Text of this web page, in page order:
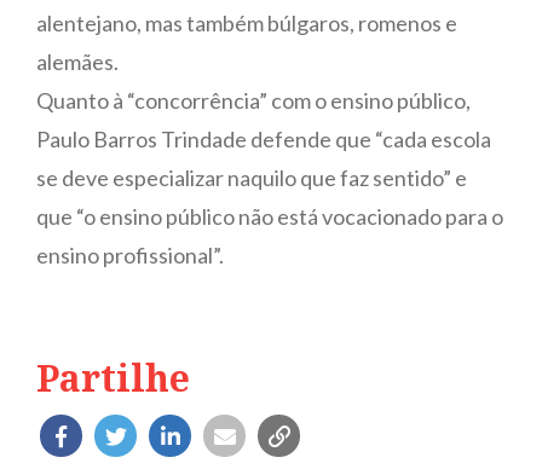
alentejano, mas também búlgaros, romenos e
alemães.
Quanto à “concorrência” com o ensino público,
Paulo Barros Trindade defende que “cada escola
se deve especializar naquilo que faz sentido” e
que “o ensino público não está vocacionado para o
ensino profissional”.
Partilhe